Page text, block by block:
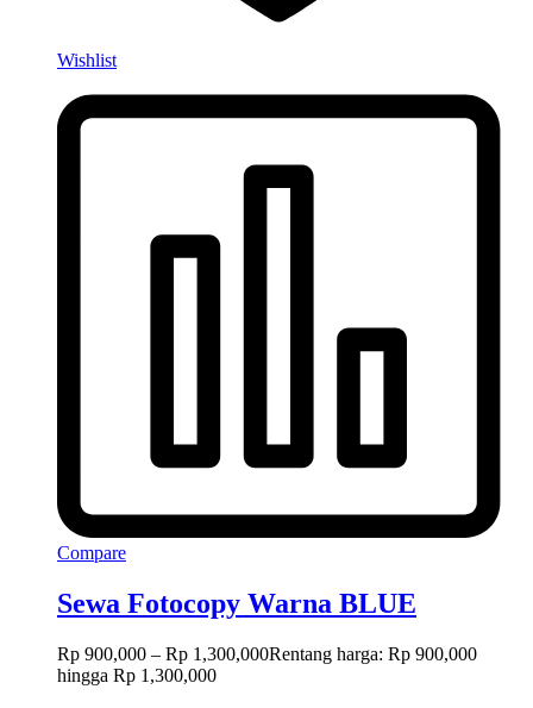
Wishlist
Compare
Sewa Fotocopy Warna BLUE
Rp 900,000 – Rp 1,300,000Rentang harga: Rp 900,000
hingga Rp 1,300,000